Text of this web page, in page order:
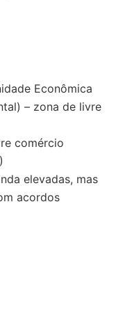
Econômica
– zona de livre
comércio
elevadas, mas
acordos